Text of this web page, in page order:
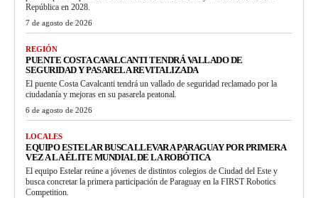
República en 2028.
7 de agosto de 2026
REGIÓN
PUENTE COSTA CAVALCANTI TENDRÁ VALLADO DE
SEGURIDAD Y PASARELA REVITALIZADA
El puente Costa Cavalcanti tendrá un vallado de seguridad reclamado por la
ciudadanía y mejoras en su pasarela peatonal.
6 de agosto de 2026
LOCALES
EQUIPO ESTELAR BUSCA LLEVAR A PARAGUAY POR PRIMERA
VEZ A LA ÉLITE MUNDIAL DE LA ROBÓTICA
El equipo Estelar reúne a jóvenes de distintos colegios de Ciudad del Este y
busca concretar la primera participación de Paraguay en la FIRST Robotics
Competition.